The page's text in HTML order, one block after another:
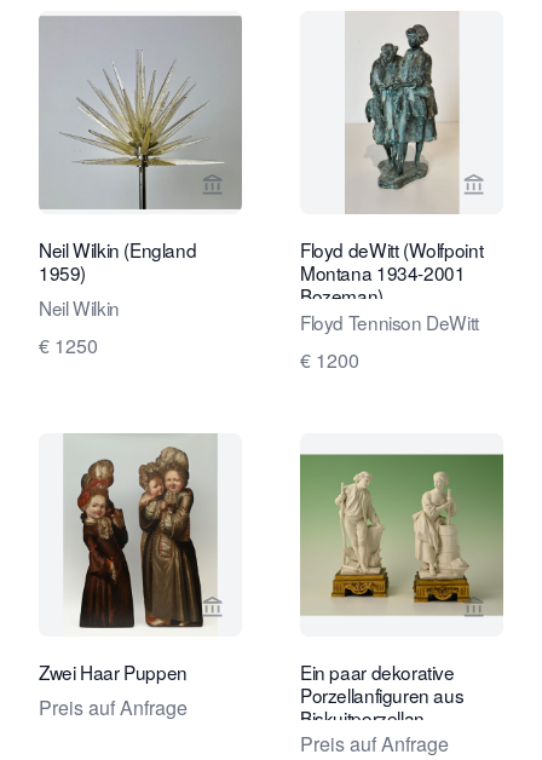
Verkaeuferseite von Kunstconsult 2.0
Neil Wilkin (England
1959)
Neil Wilkin
€ 1250
Floyd deWitt (Wolfpoint
Montana 1934-2001
Bozeman)
Floyd Tennison DeWitt
€ 1200
Verkaeuferseite von Limburg
Zwei Haar Puppen
Preis auf Anfrage
Ein paar dekorative
Porzellanfiguren aus
Biskuitporzellan
Preis auf Anfrage